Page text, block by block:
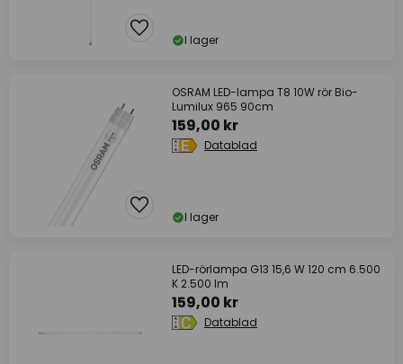
I lager
OSRAM LED-lampa T8 10W rör Bio-
Lumilux 965 90cm
159,00 kr
Datablad
I lager
LED-rörlampa G13 15,6 W 120 cm 6.500
K 2.500 lm
159,00 kr
Datablad